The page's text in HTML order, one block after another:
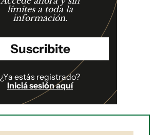
límites a toda la
información.
Suscribite
¿Ya estás registrado?
Iniciá sesión aquí